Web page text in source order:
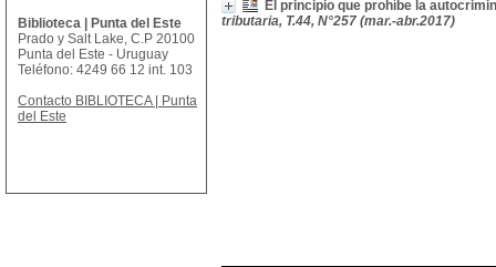
El principio que prohíbe la
tributaria, T.44, N°257 (mar.-abr.2017)
Biblioteca | Punta del Este
Prado y Salt Lake, C.P 20100
Punta del Este - Uruguay
Teléfono: 4249 66 12 int. 103
Contacto BIBLIOTECA | Punta
del Este